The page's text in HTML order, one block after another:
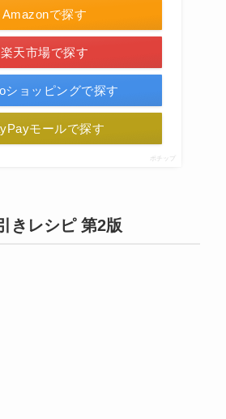
Amazonで探す
楽天市場で探す
ショッピングで探す
モールで探す
ポチップ
きレシピ 第2版